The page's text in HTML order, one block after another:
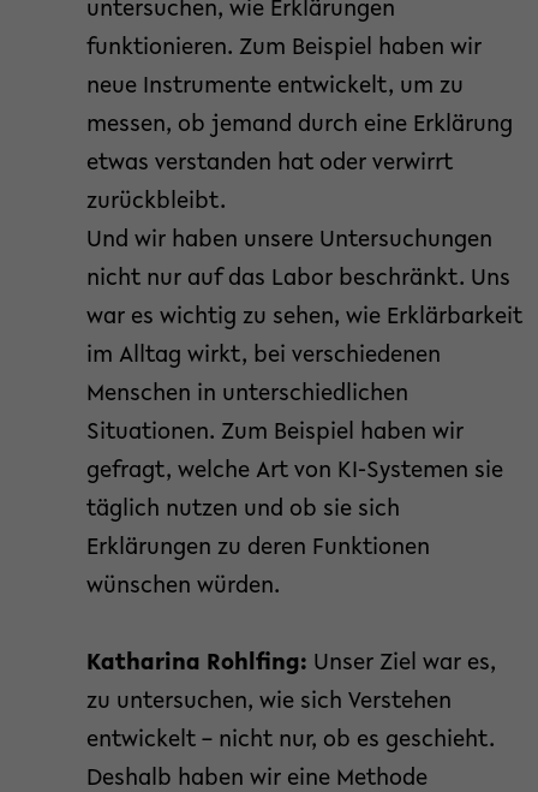
untersuchen, wie Erklärungen
funktionieren. Zum Beispiel haben wir
neue Instrumente entwickelt, um zu
messen, ob jemand durch eine Erklärung
etwas verstanden hat oder verwirrt
zurückbleibt.
Und wir haben unsere Untersuchungen
nicht nur auf das Labor beschränkt. Uns
war es wichtig zu sehen, wie Erklärbarkeit
im Alltag wirkt, bei verschiedenen
Menschen in unterschiedlichen
Situationen. Zum Beispiel haben wir
gefragt, welche Art von KI-Systemen sie
täglich nutzen und ob sie sich
Erklärungen zu deren Funktionen
wünschen würden.
Katharina Rohlfing: Unser Ziel war es,
zu untersuchen, wie sich Verstehen
entwickelt – nicht nur, ob es geschieht.
Deshalb haben wir eine Methode